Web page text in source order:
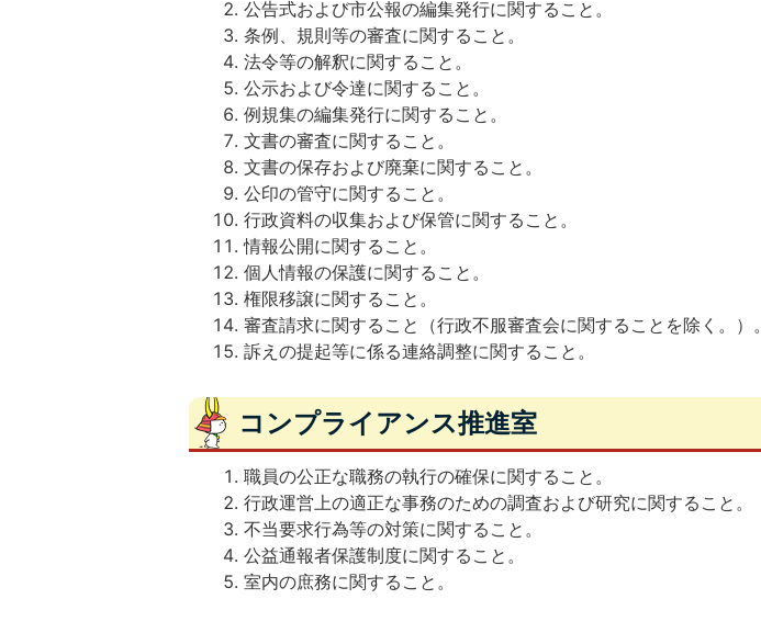
公告式および市公報の編集発行に関すること。
条例、規則等の審査に関すること。
法令等の解釈に関すること。
公示および令達に関すること。
例規集の編集発行に関すること。
文書の審査に関すること。
文書の保存および廃棄に関すること。
公印の管守に関すること。
行政資料の収集および保管に関すること。
情報公開に関すること。
個人情報の保護に関すること。
権限移譲に関すること。
審査請求に関すること（行政不服審査会に関することを除く。）。
訴えの提起等に係る連絡調整に関すること。
コンプライアンス推進室
職員の公正な職務の執行の確保に関すること。
行政運営上の適正な事務のための調査および研究に関すること。
不当要求行為等の対策に関すること。
公益通報者保護制度に関すること。
室内の庶務に関すること。